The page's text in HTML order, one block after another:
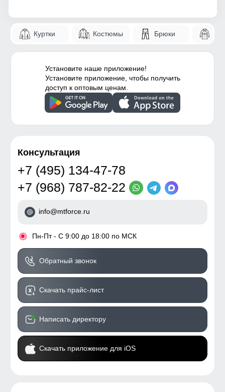
Куртки Костюмы Брюки
Установите наше приложение!
Установите приложение, чтобы получить
доступ к оптовым ценам.
Консультация
+7 (495) 134-47-78
+7 (968) 787-82-22
info@mtforce.ru
• Пн-Пт - С 9:00 до 18:00 по МСК
Обратный звонок
Скачать прайс-лист
Написать директору
Скачать приложение для iOS